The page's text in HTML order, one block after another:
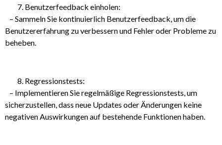
Benutzerfeedback einholen:
– Sammeln Sie kontinuierlich Benutzerfeedback, um die
Benutzererfahrung zu verbessern und Fehler oder Probleme zu
beheben.
Regressionstests:
– Implementieren Sie regelmäßige Regressionstests, um
sicherzustellen, dass neue Updates oder Änderungen keine
negativen Auswirkungen auf bestehende Funktionen haben.